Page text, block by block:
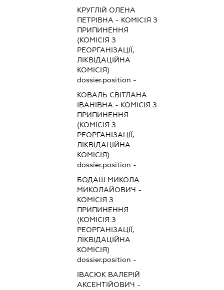
КРУГЛІЙ ОЛЕНА
ПЕТРІВНА - КОМІСІЯ З
ПРИПИНЕННЯ
(КОМІСІЯ З
РЕОРГАНІЗАЦІЇ,
ЛІКВІДАЦІЙНА
КОМІСІЯ)
dossier.position -
КОВАЛЬ СВІТЛАНА
ІВАНІВНА - КОМІСІЯ З
ПРИПИНЕННЯ
(КОМІСІЯ З
РЕОРГАНІЗАЦІЇ,
ЛІКВІДАЦІЙНА
КОМІСІЯ)
dossier.position -
БОДАШ МИКОЛА
МИКОЛАЙОВИЧ -
КОМІСІЯ З
ПРИПИНЕННЯ
(КОМІСІЯ З
РЕОРГАНІЗАЦІЇ,
ЛІКВІДАЦІЙНА
КОМІСІЯ)
dossier.position -
ІВАСЮК ВАЛЕРІЙ
АКСЕНТІЙОВИЧ -